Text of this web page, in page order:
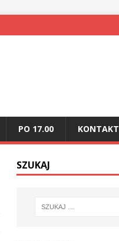
PO 17.00 KONTAKT
SZUKAJ